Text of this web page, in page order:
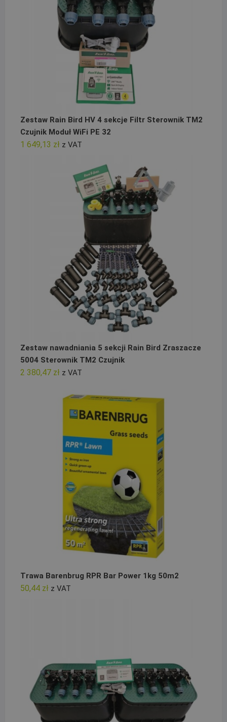
Zestaw Rain Bird HV 4 sekcje Filtr Sterownik TM2
Czujnik Moduł WiFi PE 32
1 649,13 zł z VAT
Zestaw nawadniania 5 sekcji Rain Bird Zraszacze
5004 Sterownik TM2 Czujnik
2 380,47 zł z VAT
Trawa Barenbrug RPR Bar Power 1kg 50m2
50,44 zł z VAT